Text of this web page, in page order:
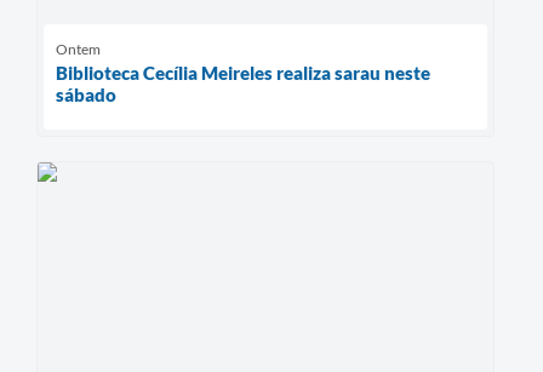
Ontem
Biblioteca Cecília Meireles realiza sarau neste
sábado